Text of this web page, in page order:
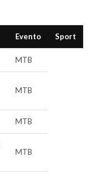
Evento Sport
MTB
MTB
MTB
MTB